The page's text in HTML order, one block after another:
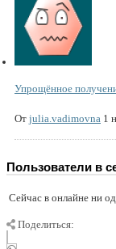
Упрощённое
От julia.vadimovna 1
Пользователи в
Сейчас в онлайне ни
Поделиться: